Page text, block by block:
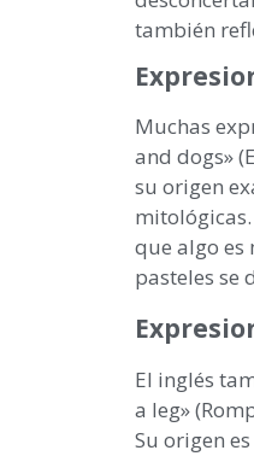
también
Muchas
and dogs»
su origen
que algo es
pasteles se
El inglés
a leg»
Su origen